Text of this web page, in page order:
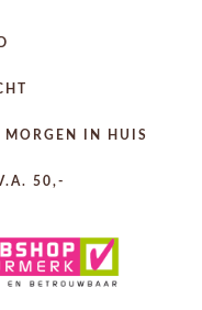
IN HUIS
50,-